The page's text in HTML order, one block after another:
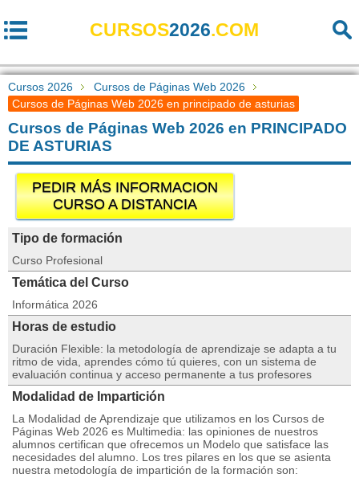
CURSOS2026.COM
Cursos 2026
Cursos de Páginas Web 2026
Cursos de Páginas Web 2026 en principado de asturias
Cursos de Páginas Web 2026 en PRINCIPADO
DE ASTURIAS
PEDIR MÁS INFORMACION
CURSO A DISTANCIA
Tipo de formación
Curso Profesional
Temática del Curso
Informática 2026
Horas de estudio
Duración Flexible: la metodología de aprendizaje se adapta a tu
ritmo de vida, aprendes cómo tú quieres, con un sistema de
evaluación continua y acceso permanente a tus profesores
Modalidad de Impartición
La Modalidad de Aprendizaje que utilizamos en los Cursos de
Páginas Web 2026 es Multimedia: las opiniones de nuestros
alumnos certifican que ofrecemos un Modelo que satisface las
necesidades del alumno. Los tres pilares en los que se asienta
nuestra metodología de impartición de la formación son: